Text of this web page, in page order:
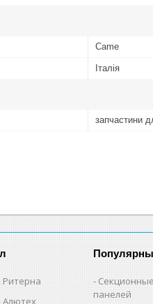
Came
Італія
запчастини
Алютех
панелей